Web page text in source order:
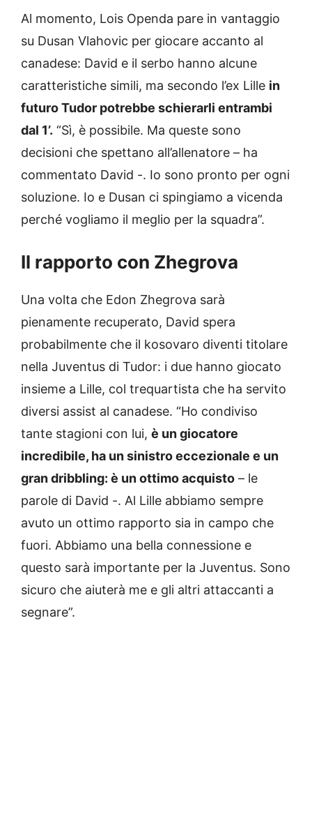
Al momento, Lois Openda pare in vantaggio
su Dusan Vlahovic per giocare accanto al
canadese: David e il serbo hanno alcune
caratteristiche simili, ma secondo l’ex Lille in
futuro Tudor potrebbe schierarli entrambi
dal 1’. “Sì, è possibile. Ma queste sono
decisioni che spettano all’allenatore – ha
commentato David -. Io sono pronto per ogni
soluzione. Io e Dusan ci spingiamo a vicenda
perché vogliamo il meglio per la squadra”.
Il rapporto con Zhegrova
Una volta che Edon Zhegrova sarà
pienamente recuperato, David spera
probabilmente che il kosovaro diventi titolare
nella Juventus di Tudor: i due hanno giocato
insieme a Lille, col trequartista che ha servito
diversi assist al canadese. “Ho condiviso
tante stagioni con lui, è un giocatore
incredibile, ha un sinistro eccezionale e un
gran dribbling: è un ottimo acquisto – le
parole di David -. Al Lille abbiamo sempre
avuto un ottimo rapporto sia in campo che
fuori. Abbiamo una bella connessione e
questo sarà importante per la Juventus. Sono
sicuro che aiuterà me e gli altri attaccanti a
segnare”.